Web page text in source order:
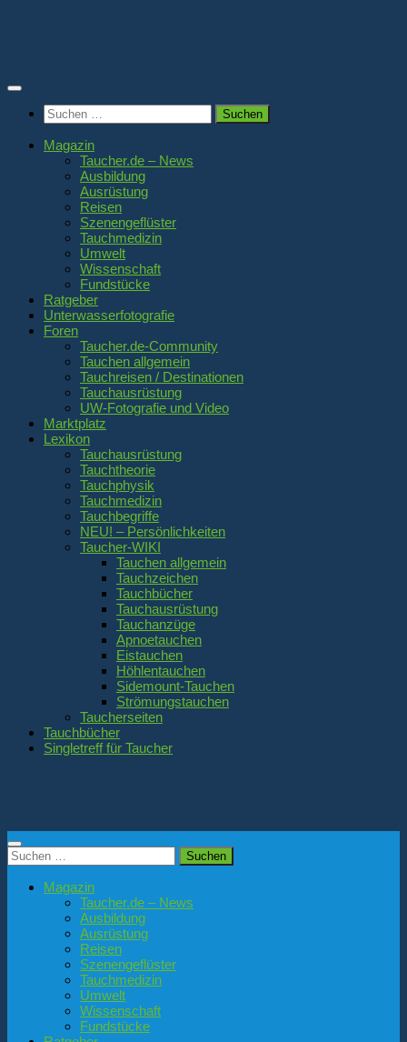
Suchen
nach:
Magazin
Taucher.de – News
Ausbildung
Ausrüstung
Reisen
Szenengeflüster
Tauchmedizin
Umwelt
Wissenschaft
Fundstücke
Ratgeber
Unterwasserfotografie
Foren
Taucher.de-Community
Tauchen allgemein
Tauchreisen / Destinationen
Tauchausrüstung
UW-Fotografie und Video
Marktplatz
Lexikon
Tauchausrüstung
Tauchtheorie
Tauchphysik
Tauchmedizin
Tauchbegriffe
NEU! – Persönlichkeiten
Taucher-WIKI
Tauchen allgemein
Tauchzeichen
Tauchbücher
Tauchausrüstung
Tauchanzüge
Apnoetauchen
Eistauchen
Höhlentauchen
Sidemount-Tauchen
Strömungstauchen
Taucherseiten
Tauchbücher
Singletreff für Taucher
Suchen
nach:
Magazin
Taucher.de – News
Ausbildung
Ausrüstung
Reisen
Szenengeflüster
Tauchmedizin
Umwelt
Wissenschaft
Fundstücke